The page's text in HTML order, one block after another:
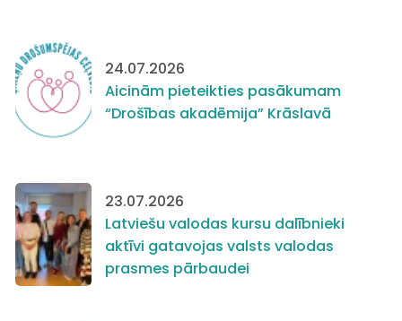
24.07.2026
Aicinām pieteikties pasākumam
“Drošības akadēmija” Krāslavā
23.07.2026
Latviešu valodas kursu dalībnieki
aktīvi gatavojas valsts valodas
prasmes pārbaudei